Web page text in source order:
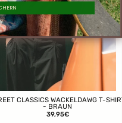
CLASSICS WACKELDAWG T-
- BRAUN
39,95€